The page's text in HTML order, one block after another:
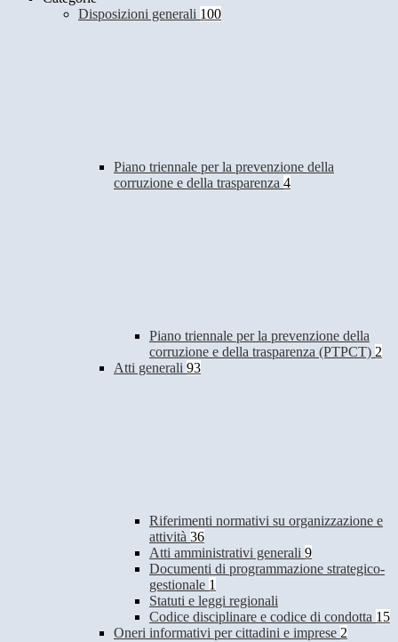
Disposizioni generali 100
Piano triennale per la prevenzione della
corruzione e della trasparenza 4
Piano triennale per la prevenzione della
corruzione e della trasparenza (PTPCT) 2
Atti generali 93
Riferimenti normativi su organizzazione e
attività 36
Atti amministrativi generali 9
Documenti di programmazione strategico-
gestionale 1
Statuti e leggi regionali
Codice disciplinare e codice di condotta 15
Oneri informativi per cittadini e imprese 2